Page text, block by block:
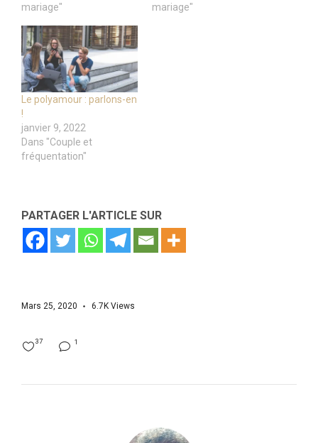
mariage"
mariage"
Le polyamour : parlons-en
!
janvier 9, 2022
Dans "Couple et
fréquentation"
PARTAGER L'ARTICLE SUR
Mars 25, 2020 6.7K Views
1
37